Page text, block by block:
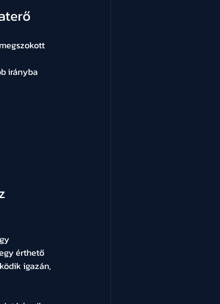
irányba
érthető
igazán,